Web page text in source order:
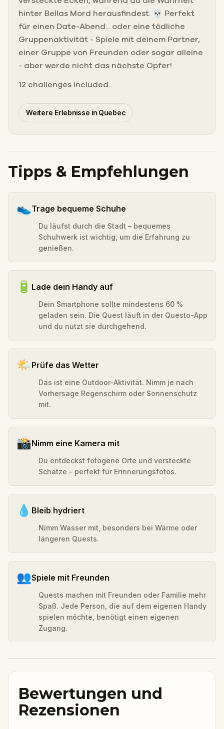
hinter Bellas Mord herausfindest. 💀 Perfekt
für einen Date-Abend... oder eine tödliche
Gruppenaktivität - Spiele mit deinem Partner,
einer Gruppe von Freunden oder sogar alleine
- aber werde nicht das nächste Opfer!
12 challenges included.
Weitere Erlebnisse in Quebec
Tipps & Empfehlungen
👟Trage bequeme Schuhe
Du läufst durch die Stadt – bequemes
Schuhwerk ist wichtig, um die Erfahrung zu
genießen.
🔋 Lade dein Handy auf
Dein Smartphone sollte mindestens 60 %
geladen sein. Die Quest läuft in der Questo-App
und du nutzt sie durchgehend.
🌤️Prüfe das Wetter
Das ist eine Outdoor-Aktivität. Nimm je nach
Vorhersage Regenschirm oder Sonnenschutz
mit.
📸Nimm eine Kamera mit
Du entdeckst fotogene Orte und versteckte
Schätze – perfekt für Erinnerungsfotos.
💧 Bleib hydriert
Nimm Wasser mit, besonders bei Wärme oder
längeren Quests.
👥Spiele mit Freunden
Quests machen mit Freunden oder Familie mehr
Spaß. Jede Person, die auf dem eigenen Handy
spielen möchte, benötigt einen eigenen
Zugang.
Bewertungen und
Rezensionen